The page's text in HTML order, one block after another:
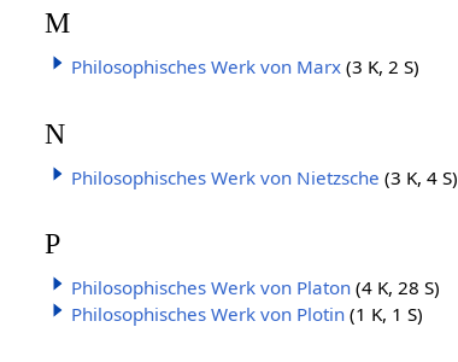
M
Philosophisches Werk von Marx (3 K, 2 S)
N
Philosophisches Werk von Nietzsche (3 K, 4 S)
P
Philosophisches Werk von Platon (4 K, 28 S)
Philosophisches Werk von Plotin (1 K, 1 S)